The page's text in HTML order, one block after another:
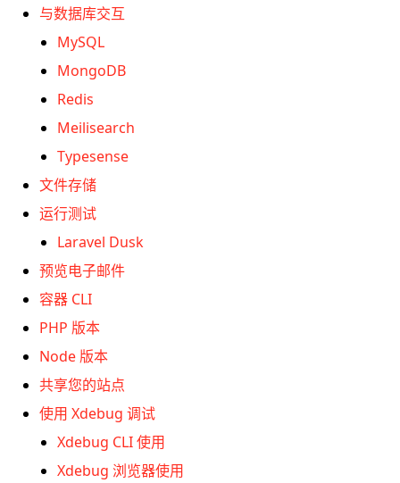
与数据库交互
MySQL
MongoDB
Redis
Meilisearch
Typesense
文件存储
运行测试
Laravel Dusk
预览电子邮件
容器 CLI
PHP 版本
Node 版本
共享您的站点
使用 Xdebug 调试
Xdebug CLI 使用
Xdebug 浏览器使用